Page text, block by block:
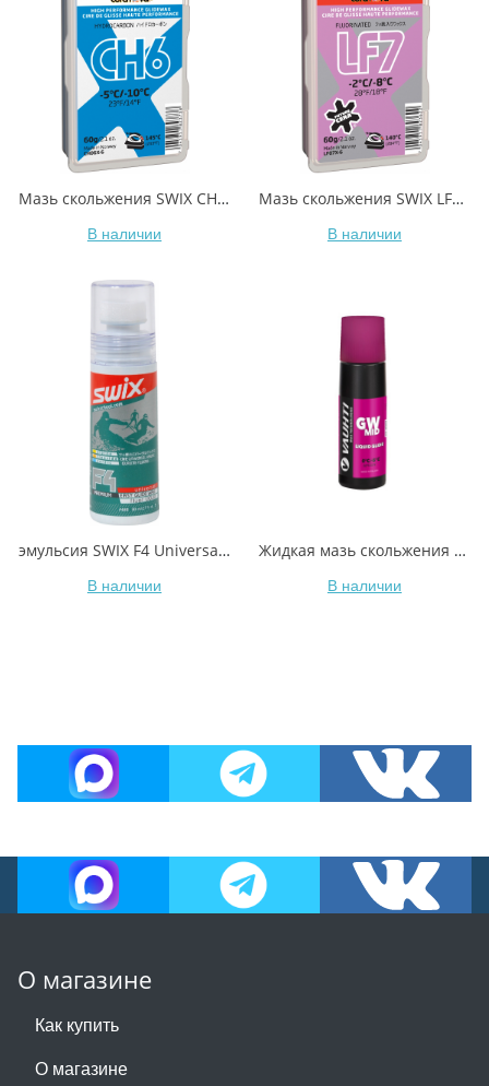
Мазь скольжения SWIX CH6X Blue -5C / -10C 60гр
В наличии
Мазь скольжения SWIX LF7X Violet -2C / -8C 60гр
В наличии
эмульсия SWIX F4 Universal Glide Wax, 80ml
В наличии
Жидкая мазь скольжения VAUHTI GW MID EV-341-LGWM +0/-5°C 80 мл
В наличии
О магазине
Как купить
О магазине